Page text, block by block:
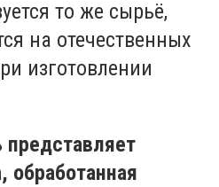
то же сырьё,
на отечественных
изготовлении
обработанная